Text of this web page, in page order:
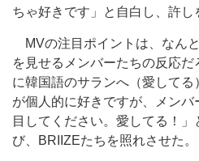
ちゃ好きです」と自白し、許し
MVの注目ポイントは、なん
を見せるメンバーたちの反応
に韓国語のサランへ（愛して
が個人的に好きですが、メン
目してください。愛してる！
び、BRIIZEたちを照れさせた。